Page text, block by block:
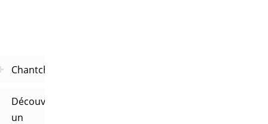
Chantchoral
Découvrir
un